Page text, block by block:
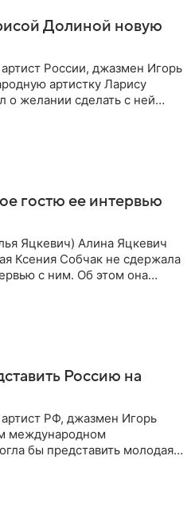
Долиной новую
России, джазмен Игорь
артистку Ларису
о желании сделать с ней
гостю ее интервью
Яцкевич) Алина Яцкевич
Ксения Собчак не сдержала
с ним. Об этом она
Россию на
РФ, джазмен Игорь
международном
бы представить молодая